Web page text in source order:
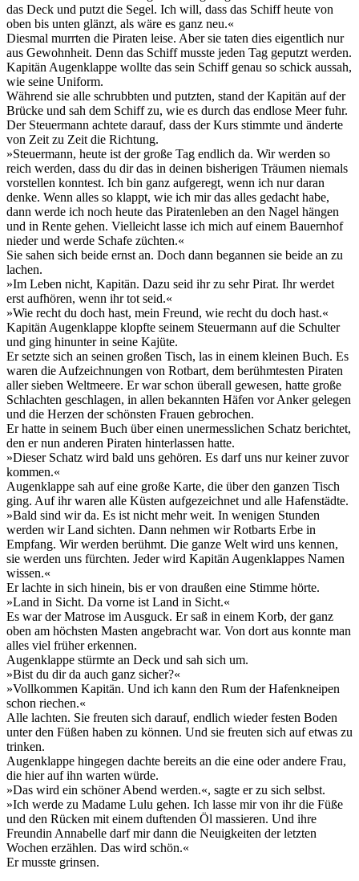
das Deck und putzt die Segel. Ich will, dass das Schiff heute von
oben bis unten glänzt, als wäre es ganz neu.«
Diesmal murrten die Piraten leise. Aber sie taten dies eigentlich nur
aus Gewohnheit. Denn das Schiff musste jeden Tag geputzt werden.
Kapitän Augenklappe wollte das sein Schiff genau so schick aussah,
wie seine Uniform.
Während sie alle schrubbten und putzten, stand der Kapitän auf der
Brücke und sah dem Schiff zu, wie es durch das endlose Meer fuhr.
Der Steuermann achtete darauf, dass der Kurs stimmte und änderte
von Zeit zu Zeit die Richtung.
»Steuermann, heute ist der große Tag endlich da. Wir werden so
reich werden, dass du dir das in deinen bisherigen Träumen niemals
vorstellen konntest. Ich bin ganz aufgeregt, wenn ich nur daran
denke. Wenn alles so klappt, wie ich mir das alles gedacht habe,
dann werde ich noch heute das Piratenleben an den Nagel hängen
und in Rente gehen. Vielleicht lasse ich mich auf einem Bauernhof
nieder und werde Schafe züchten.«
Sie sahen sich beide ernst an. Doch dann begannen sie beide an zu
lachen.
»Im Leben nicht, Kapitän. Dazu seid ihr zu sehr Pirat. Ihr werdet
erst aufhören, wenn ihr tot seid.«
»Wie recht du doch hast, mein Freund, wie recht du doch hast.«
Kapitän Augenklappe klopfte seinem Steuermann auf die Schulter
und ging hinunter in seine Kajüte.
Er setzte sich an seinen großen Tisch, las in einem kleinen Buch. Es
waren die Aufzeichnungen von Rotbart, dem berühmtesten Piraten
aller sieben Weltmeere. Er war schon überall gewesen, hatte große
Schlachten geschlagen, in allen bekannten Häfen vor Anker gelegen
und die Herzen der schönsten Frauen gebrochen.
Er hatte in seinem Buch über einen unermesslichen Schatz berichtet,
den er nun anderen Piraten hinterlassen hatte.
»Dieser Schatz wird bald uns gehören. Es darf uns nur keiner zuvor
kommen.«
Augenklappe sah auf eine große Karte, die über den ganzen Tisch
ging. Auf ihr waren alle Küsten aufgezeichnet und alle Hafenstädte.
»Bald sind wir da. Es ist nicht mehr weit. In wenigen Stunden
werden wir Land sichten. Dann nehmen wir Rotbarts Erbe in
Empfang. Wir werden berühmt. Die ganze Welt wird uns kennen,
sie werden uns fürchten. Jeder wird Kapitän Augenklappes Namen
wissen.«
Er lachte in sich hinein, bis er von draußen eine Stimme hörte.
»Land in Sicht. Da vorne ist Land in Sicht.«
Es war der Matrose im Ausguck. Er saß in einem Korb, der ganz
oben am höchsten Masten angebracht war. Von dort aus konnte man
alles viel früher erkennen.
Augenklappe stürmte an Deck und sah sich um.
»Bist du dir da auch ganz sicher?«
»Vollkommen Kapitän. Und ich kann den Rum der Hafenkneipen
schon riechen.«
Alle lachten. Sie freuten sich darauf, endlich wieder festen Boden
unter den Füßen haben zu können. Und sie freuten sich auf etwas zu
trinken.
Augenklappe hingegen dachte bereits an die eine oder andere Frau,
die hier auf ihn warten würde.
»Das wird ein schöner Abend werden.«, sagte er zu sich selbst.
»Ich werde zu Madame Lulu gehen. Ich lasse mir von ihr die Füße
und den Rücken mit einem duftenden Öl massieren. Und ihre
Freundin Annabelle darf mir dann die Neuigkeiten der letzten
Wochen erzählen. Das wird schön.«
Er musste grinsen.